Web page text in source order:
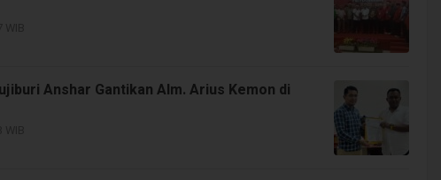
Anshar Gantikan Alm. Arius Kemon di